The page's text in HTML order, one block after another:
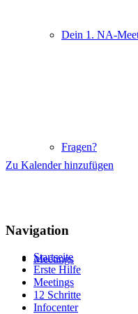
Dein 1. NA-
Fragen?
Meetings
Zu Kalender hinzufügen
Navigation
Startseite
Erste Hilfe
Meetings
12 Schritte
Infocenter